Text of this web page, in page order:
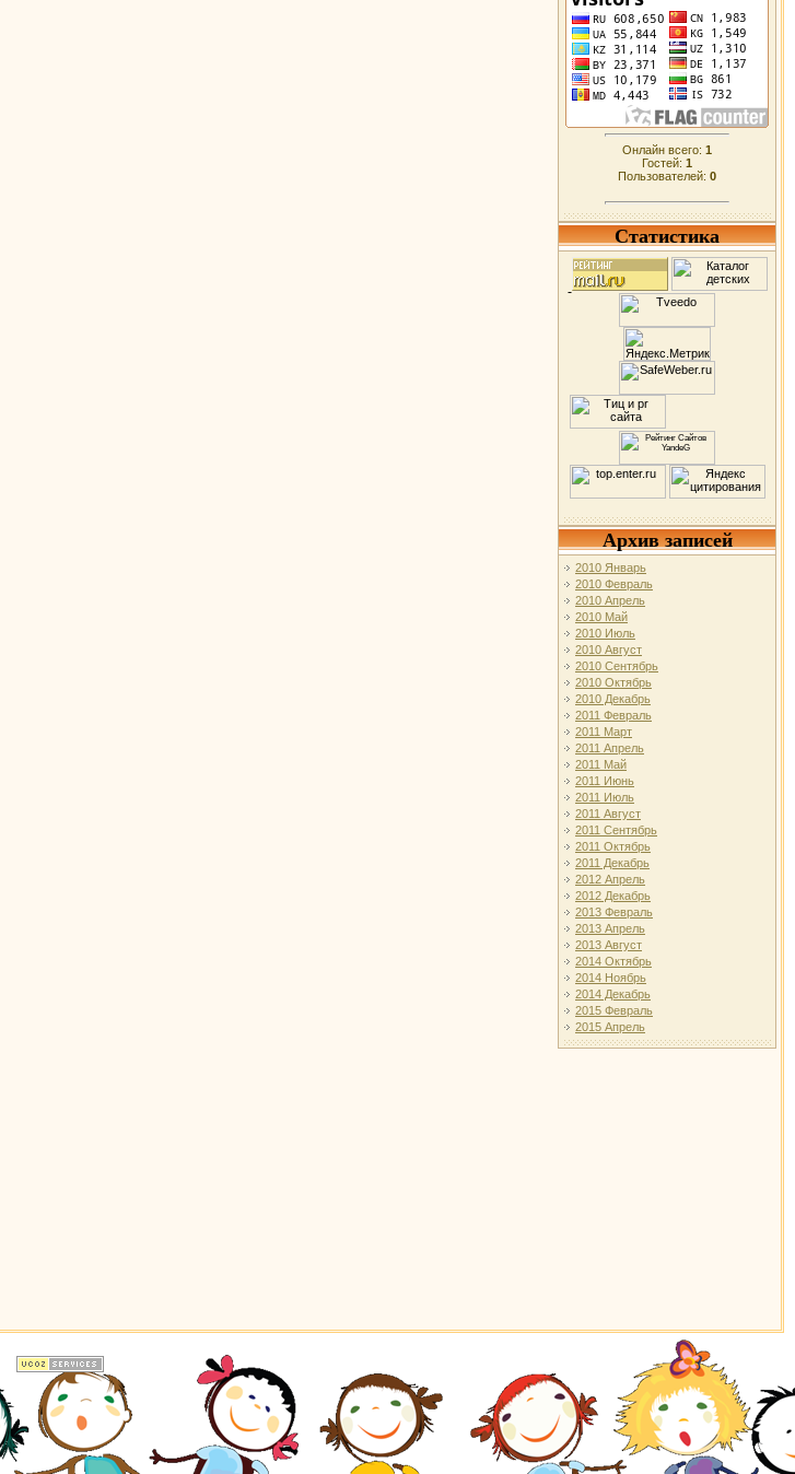
Онлайн всего: 1
Гостей: 1
Пользователей: 0
Статистика
Архив записей
2010 Январь
2010 Февраль
2010 Апрель
2010 Май
2010 Июль
2010 Август
2010 Сентябрь
2010 Октябрь
2010 Декабрь
2011 Февраль
2011 Март
2011 Апрель
2011 Май
2011 Июнь
2011 Июль
2011 Август
2011 Сентябрь
2011 Октябрь
2011 Декабрь
2012 Апрель
2012 Декабрь
2013 Февраль
2013 Апрель
2013 Август
2014 Октябрь
2014 Ноябрь
2014 Декабрь
2015 Февраль
2015 Апрель